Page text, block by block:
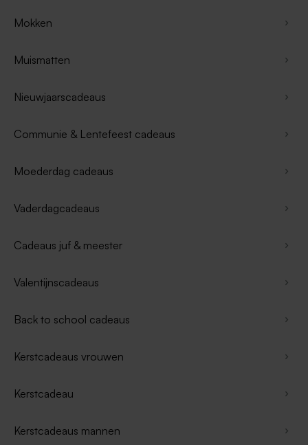
Mokken
Muismatten
Nieuwjaarscadeaus
Communie & Lentefeest cadeaus
Moederdag cadeaus
Vaderdagcadeaus
Cadeaus juf & meester
Valentijnscadeaus
Back to school cadeaus
Kerstcadeaus vrouwen
Kerstcadeau
Kerstcadeaus mannen